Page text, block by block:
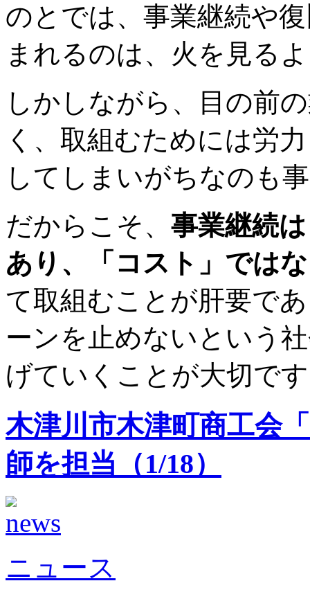
のとでは、事業継続や
まれるのは、火を見る
しかしながら、目の前
く、取組むためには労
してしまいがちなのも
だからこそ、 事業継続
あり、「コスト」では
て取組むことが肝要で
ーンを止めないという
げていくことが大切で
木津川市木津町商工会
師を担当（1/18）
ニュース